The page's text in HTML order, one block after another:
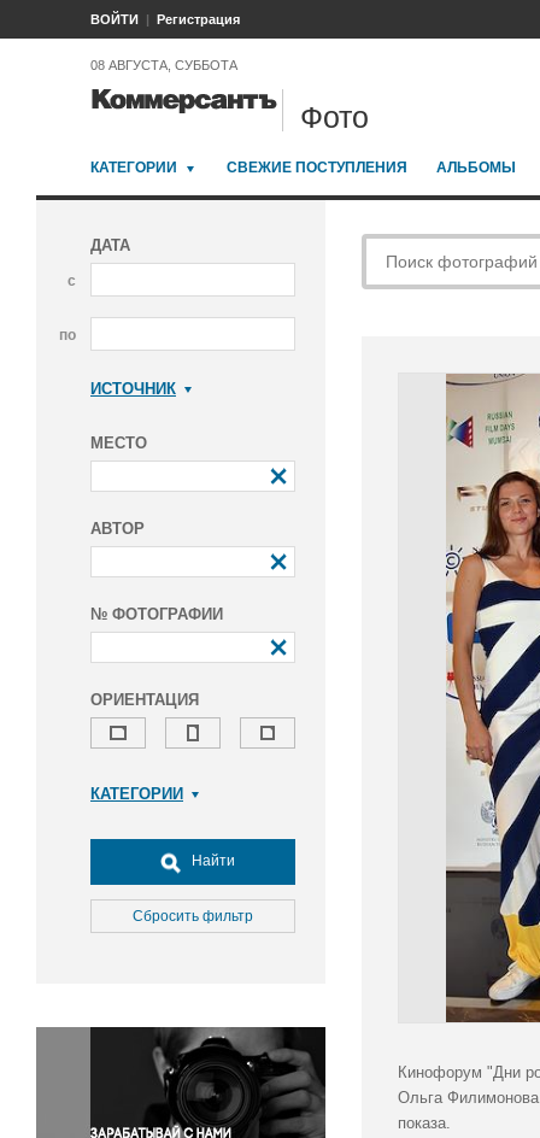
ВОЙТИ Регистрация
08 АВГУСТА, СУББОТА
Фото
КАТЕГОРИИ СВЕЖИЕ ПОСТУПЛЕНИЯ АЛЬБОМЫ
ДАТА
с
по
ИСТОЧНИК
МЕСТО
АВТОР
№ ФОТОГРАФИИ
ОРИЕНТАЦИЯ
КАТЕГОРИИ
Досуг, туризм и отдых
Культура
Медицина
Окружающая среда
Политика
Правосудие
Происшествия и конфликты
Найти
Сбросить фильтр
Кинофорум "Дни
Ольга
показа.